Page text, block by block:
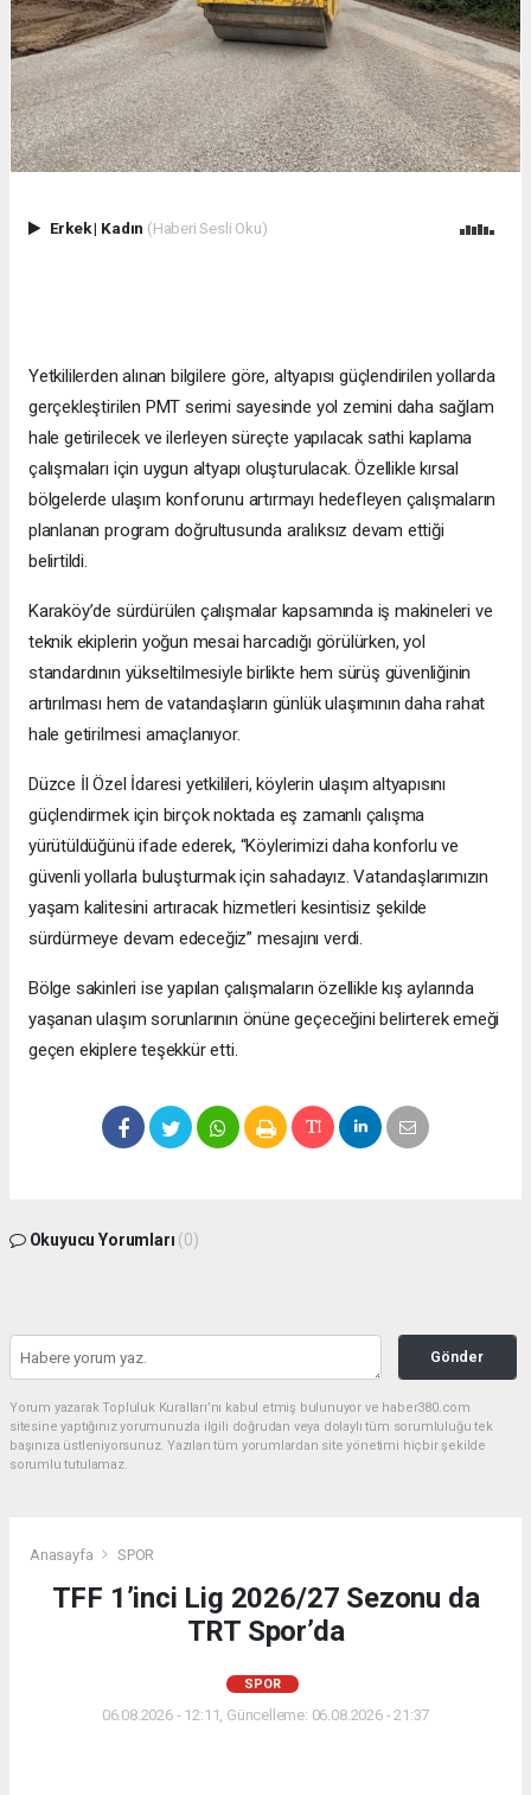
Erkek| Kadın (Haberi Sesli Oku)
Yetkililerden alınan bilgilere göre, altyapısı güçlendirilen yollarda
gerçekleştirilen PMT serimi sayesinde yol zemini daha sağlam
hale getirilecek ve ilerleyen süreçte yapılacak sathi kaplama
çalışmaları için uygun altyapı oluşturulacak. Özellikle kırsal
bölgelerde ulaşım konforunu artırmayı hedefleyen çalışmaların
planlanan program doğrultusunda aralıksız devam ettiği
belirtildi.
Karaköy’de sürdürülen çalışmalar kapsamında iş makineleri ve
teknik ekiplerin yoğun mesai harcadığı görülürken, yol
standardının yükseltilmesiyle birlikte hem sürüş güvenliğinin
artırılması hem de vatandaşların günlük ulaşımının daha rahat
hale getirilmesi amaçlanıyor.
Düzce İl Özel İdaresi yetkilileri, köylerin ulaşım altyapısını
güçlendirmek için birçok noktada eş zamanlı çalışma
yürütüldüğünü ifade ederek, “Köylerimizi daha konforlu ve
güvenli yollarla buluşturmak için sahadayız. Vatandaşlarımızın
yaşam kalitesini artıracak hizmetleri kesintisiz şekilde
sürdürmeye devam edeceğiz” mesajını verdi.
Bölge sakinleri ise yapılan çalışmaların özellikle kış aylarında
yaşanan ulaşım sorunlarının önüne geçeceğini belirterek emeği
geçen ekiplere teşekkür etti.
Okuyucu Yorumları (0)
Gönder
Yorum yazarak Topluluk Kuralları’nı kabul etmiş bulunuyor ve haber380.com
sitesine yaptığınız yorumunuzla ilgili doğrudan veya dolaylı tüm sorumluluğu tek
başınıza üstleniyorsunuz. Yazılan tüm yorumlardan site yönetimi hiçbir şekilde
sorumlu tutulamaz.
Anasayfa SPOR
TFF 1’inci Lig 2026/27 Sezonu da
TRT Spor’da
SPOR
06.08.2026 - 12:11, Güncelleme: 06.08.2026 - 21:37